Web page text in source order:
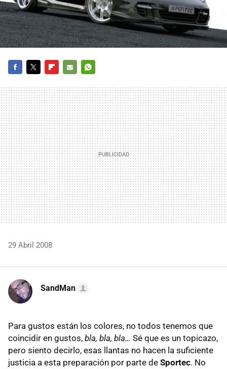
MAIL
29 Abril 2008
SandMan
Para gustos están los colores, no todos tenemos que
coincidir en gustos, bla, bla, bla… Sé que es un topicazo,
pero siento decirlo, esas llantas no hacen la suficiente
justicia a esta preparación por parte de Sportec. No